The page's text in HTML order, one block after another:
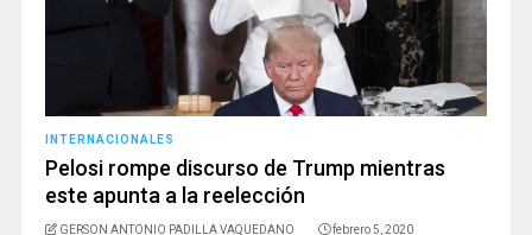
INTERNACIONALES
Pelosi rompe discurso de Trump mientras
este apunta a la reelección
GERSON ANTONIO PADILLA VAQUEDANO febrero 5, 2020